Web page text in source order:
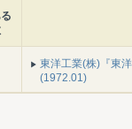
東洋工業(株)『東
(1972.01)